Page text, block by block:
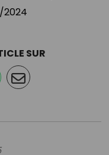
SUR